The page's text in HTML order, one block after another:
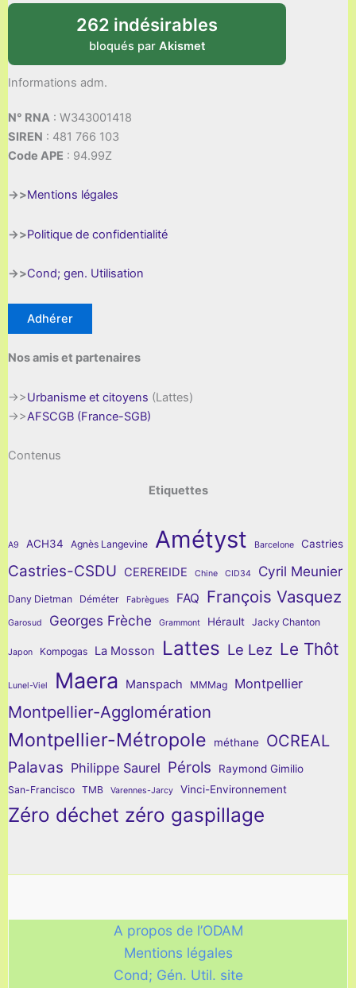
262 indésirables
bloqués par Akismet
Informations adm.
N° RNA : W343001418
SIREN : 481 766 103
Code APE : 94.99Z
->>Mentions légales
->>Politique de confidentialité
->>Cond; gen. Utilisation
Adhérer
Nos amis et partenaires
->>Urbanisme et citoyens (Lattes)
->>AFSCGB (France-SGB)
Contenus
Etiquettes
A9 ACH34 Agnès Langevine Amétyst Barcelone Castries
Castries-CSDU CEREREIDE Chine CID34 Cyril Meunier
Dany Dietman Déméter Fabrègues FAQ François Vasquez
Garosud Georges Frèche Grammont Hérault Jacky Chanton
Japon Kompogas La Mosson Lattes Le Lez Le Thôt
Lunel-Viel Maera Manspach MMMag Montpellier
Montpellier-Agglomération
Montpellier-Métropole méthane OCREAL
Palavas Philippe Saurel Pérols Raymond Gimilio
San-Francisco TMB Varennes-Jarcy Vinci-Environnement
Zéro déchet zéro gaspillage
A propos de l’ODAM
Mentions légales
Cond; Gén. Util. site